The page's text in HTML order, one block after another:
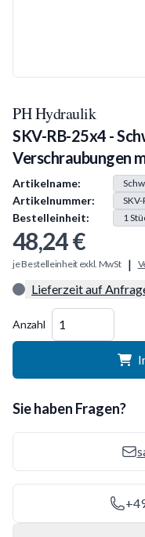
PH Hydraulik
SKV-RB-25x4 -
Verschraubungen
Produkt Information
Artikelname:
Artikelnummer:
Bestelleinheit: 1
48,24 €
je Bestelleinheit exkl. MwSt |
Lieferzeit auf
Anzahl
Sie haben Fragen?